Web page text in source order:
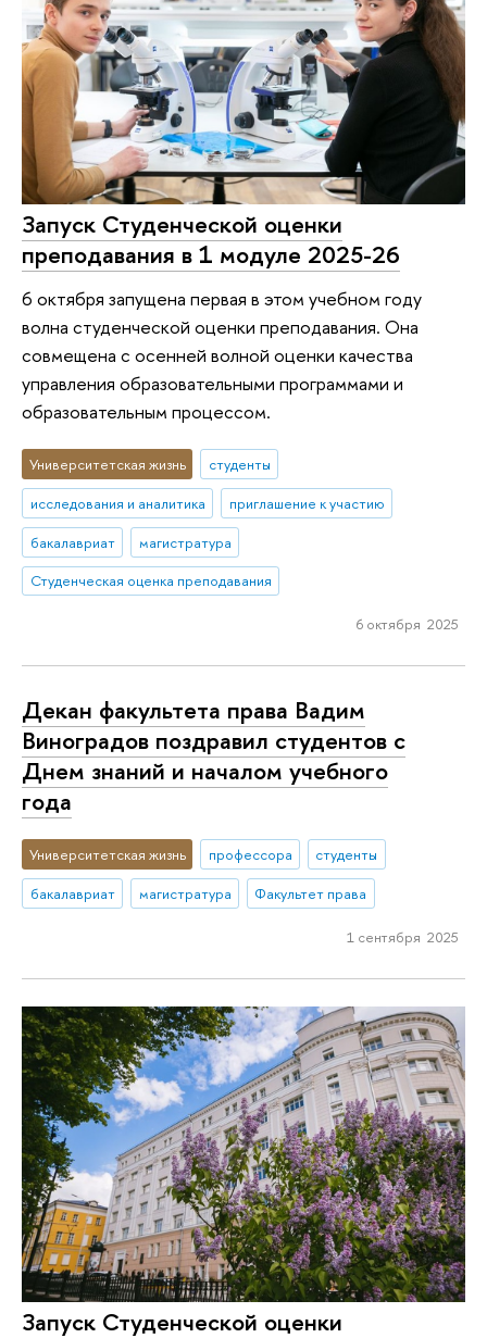
Запуск Студенческой оценки
преподавания в 1 модуле 2025-26
6 октября запущена первая в этом учебном году
волна студенческой оценки преподавания. Она
совмещена с осенней волной оценки качества
управления образовательными программами и
образовательным процессом.
Университетская жизнь
студенты
исследования и аналитика
приглашение к участию
бакалавриат
магистратура
Студенческая оценка преподавания
6 октября 2025
Декан факультета права Вадим
Виноградов поздравил студентов с
Днем знаний и началом учебного
года
Университетская жизнь профессора
студенты
бакалавриат
магистратура Факультет права
1 сентября 2025
Запуск Студенческой оценки